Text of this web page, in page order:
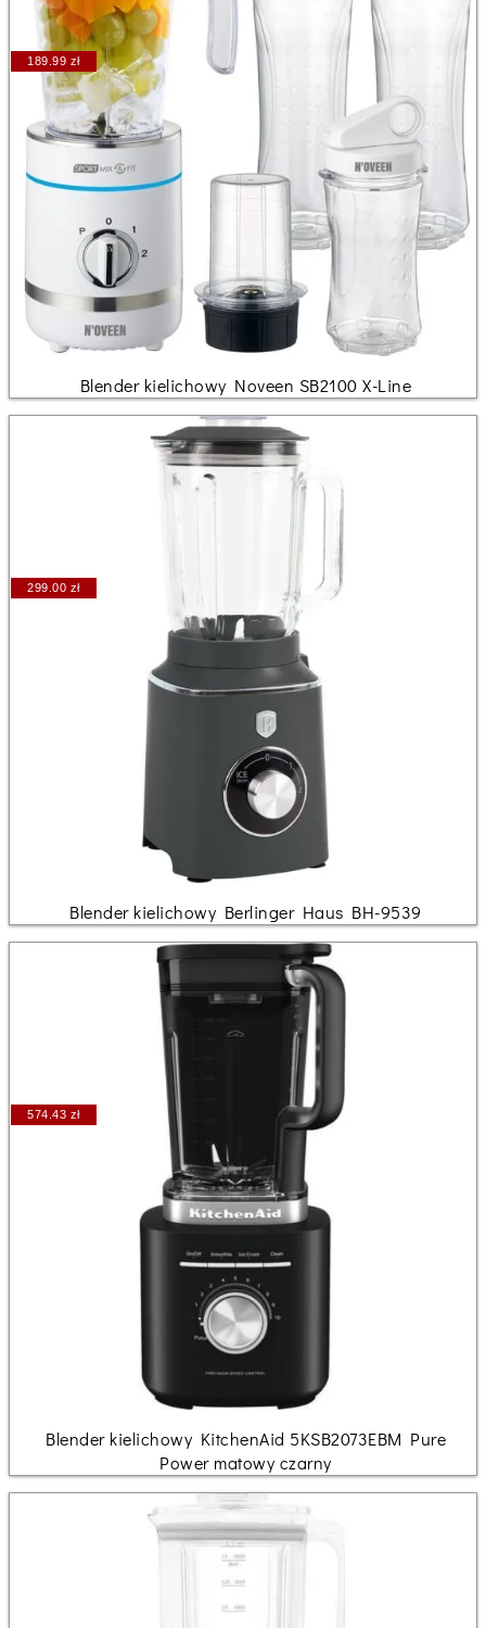
189.99 zł
Blender kielichowy Noveen SB2100 X-Line
299.00 zł
Blender kielichowy Berlinger Haus BH-9539
574.43 zł
Blender kielichowy KitchenAid 5KSB2073EBM Pure
Power matowy czarny